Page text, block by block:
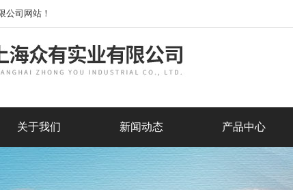
公司网站！
关于我们 新闻动态 产品中心